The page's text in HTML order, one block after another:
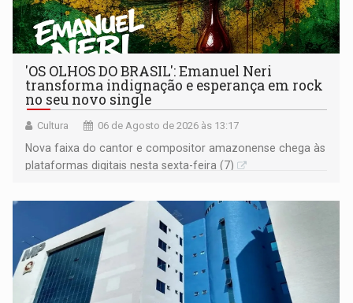
'OS OLHOS DO BRASIL': Emanuel Neri
transforma indignação e esperança em rock
no seu novo single
Cultura 06 de Agosto de 2026 às 13:17
Nova faixa do cantor e compositor amazonense chega às
plataformas digitais nesta sexta-feira (7)